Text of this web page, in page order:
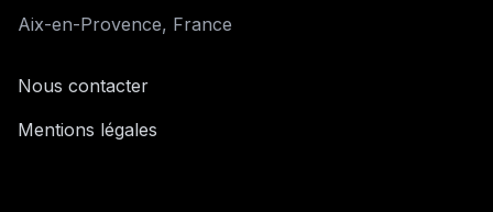
Aix-en-Provence, France
Nous contacter
Mentions légales